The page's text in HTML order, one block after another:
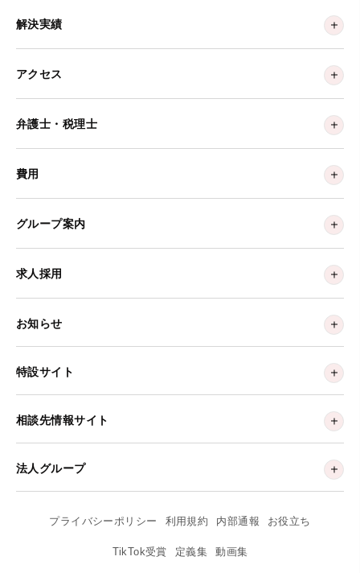
解決実績
アクセス
弁護士・税理士
費用
グループ案内
求人採用
お知らせ
特設サイト
相談先情報サイト
法人グループ
プライバシーポリシー 利用規約 内部通報 お役立ち
TikTok受賞 定義集 動画集